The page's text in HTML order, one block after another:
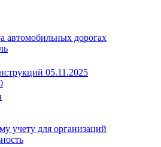
автомобильных дорогах
05.11.2025
учету для организаций